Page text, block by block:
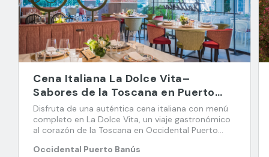
Cena Italiana La Dolce Vita–
Sabores de la Toscana en Puerto
Banús
Disfruta de una auténtica cena italiana con menú
completo en La Dolce Vita, un viaje gastronómico
al corazón de la Toscana en Occidental Puerto
Occidental Puerto Banús